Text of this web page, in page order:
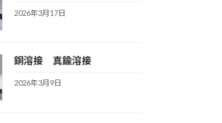
2026年3月17日
銅溶接 真鍮溶接
2026年3月9日